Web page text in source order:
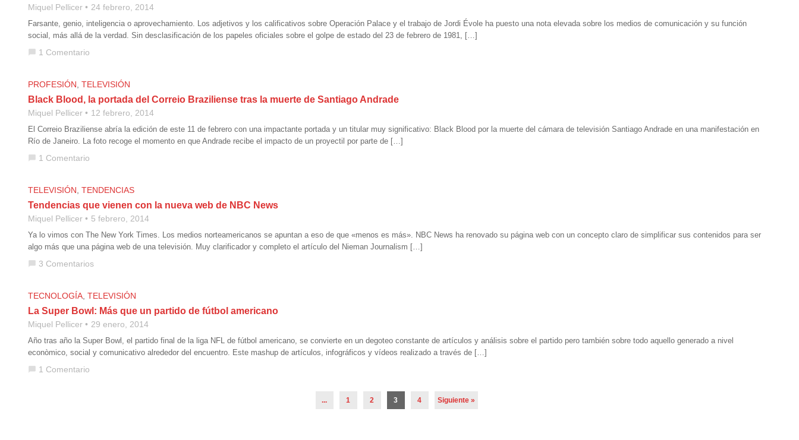
Miquel Pellicer 24 febrero, 2014
Farsante, genio, inteligencia o aprovechamiento. Los adjetivos y los calificativos sobre Operación Palace y el trabajo de Jordi Évole ha puesto una nota elevada sobre los medios de comunicación y su función
social, más allá de la verdad. Sin desclasificación de los papeles oficiales sobre el golpe de estado del 23 de febrero de 1981, […]
chat_bubble 1 Comentario
PROFESIÓN TELEVISIÓN
Black Blood, la portada del Correio Braziliense tras la muerte de Santiago Andrade
Miquel Pellicer 12 febrero, 2014
El Correio Braziliense abría la edición de este 11 de febrero con una impactante portada y un titular muy significativo: Black Blood por la muerte del cámara de televisión Santiago Andrade en una manifestación en
Río de Janeiro. La foto recoge el momento en que Andrade recibe el impacto de un proyectil por parte de […]
chat_bubble 1 Comentario
TELEVISIÓN TENDENCIAS
Tendencias que vienen con la nueva web de NBC News
Miquel Pellicer 5 febrero, 2014
Ya lo vimos con The New York Times. Los medios norteamericanos se apuntan a eso de que «menos es más». NBC News ha renovado su página web con un concepto claro de simplificar sus contenidos para ser
algo más que una página web de una televisión. Muy clarificador y completo el artículo del Nieman Journalism […]
chat_bubble 3 Comentarios
TECNOLOGÍA TELEVISIÓN
La Super Bowl: Más que un partido de fútbol americano
Miquel Pellicer 29 enero, 2014
Año tras año la Super Bowl, el partido final de la liga NFL de fútbol americano, se convierte en un degoteo constante de artículos y análisis sobre el partido pero también sobre todo aquello generado a nivel
econòmico, social y comunicativo alrededor del encuentro. Este mashup de artículos, infográficos y vídeos realizado a través de […]
chat_bubble 1 Comentario
... 1 2 3 4 Siguiente »